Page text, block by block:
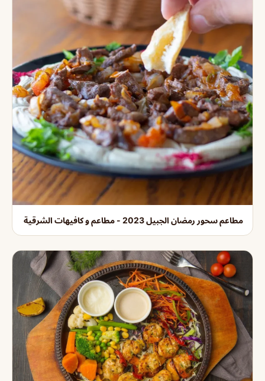
مطاعم سحور رمضان الجبيل 2023 - مطاعم و كافيهات الشرقية